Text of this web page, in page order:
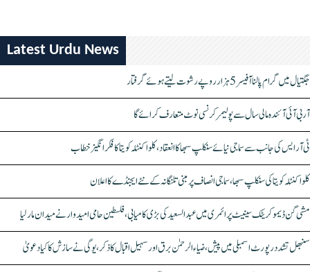
Latest Urdu News
جگتیال میں گرام پالنا آفیسر 5 ہزار روپے رشوت لیتے ہوئے گرفتار
آر بی آئی آئندہ مالی سال سے پولیمر کرنسی نوٹ متعارف کرائے گا
ٹی آر ایس کی جانب سے سماجی نیائے سنکلپ سبھا کا انعقاد، کلواکنٹلہ کویتا کا فکر انگیز خطاب
کلواکنٹلہ کویتا کی سنکلپ سبھا، سماجی انصاف پر مبنی تلنگانہ کے نئے ایجنڈے کا اعلان
مشی گن ڈیموکریٹک سینیٹ پرائمری میں عبدالسعید کی بڑی کامیابی، فلسطین حامی امیدوار نے میدان مار لیا
سنبھل تشدد رپورٹ اسمبلی میں پیش، ضیاء الرحمٰن برق اور سہیل اقبال کا ذکر، یوگی نے سازش کا کیا دعویٰ